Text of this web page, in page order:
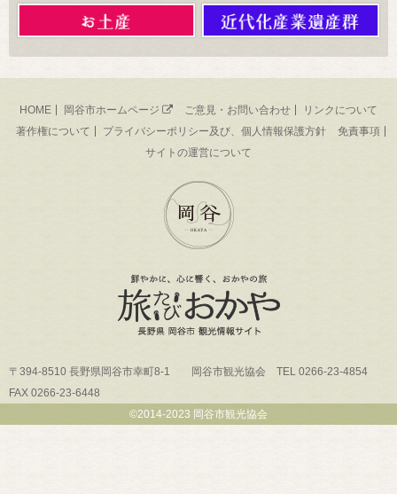
HOME 岡谷市ホームページ ご意見・お問い合わせ
リンクについて
著作権について
プライバシーポリシー及び、個人情報保護方針
免責事項
サイトの運営について
〒394-8510 長野県岡谷市幸町8-1 岡谷市観光協会 TEL 0266-23-4854
FAX 0266-23-6448
©2014-2023 岡谷市観光協会